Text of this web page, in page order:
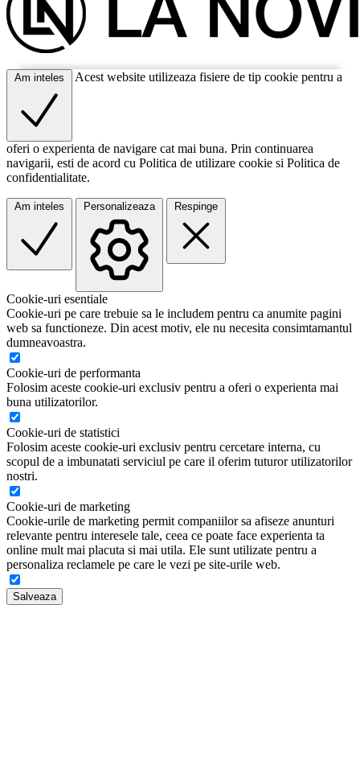
Acest website utilizeaza fisiere de tip cookie pentru a
oferi o experienta de navigare cat mai buna. Prin continuarea
navigarii, esti de acord cu Politica de utilizare cookie si Politica de
confidentialitate.
Personalizeaza
Cookie-uri esentiale
Cookie-uri pe care trebuie sa le includem pentru ca anumite pagini
web sa functioneze. Din acest motiv, ele nu necesita consimtamantul
dumneavoastra.
Cookie-uri de performanta
Folosim aceste cookie-uri exclusiv pentru a oferi o experienta mai
buna utilizatorilor.
Cookie-uri de statistici
Folosim aceste cookie-uri exclusiv pentru cercetare interna, cu
scopul de a imbunatati serviciul pe care il oferim tuturor utilizatorilor
nostri.
Cookie-uri de marketing
Cookie-urile de marketing permit companiilor sa afiseze anunturi
relevante pentru interesele tale, ceea ce poate face experienta ta
online mult mai placuta si mai utila. Ele sunt utilizate pentru a
personaliza reclamele pe care le vezi pe site-urile web.
Salveaza